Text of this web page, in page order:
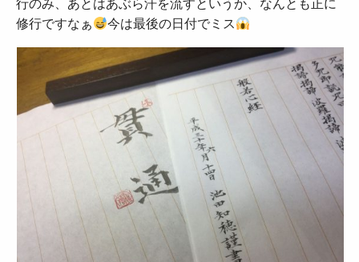
行のみ、あとはあぶら汗を流すというか、なんとも正に
修行ですなぁ
今は最後の日付でミス